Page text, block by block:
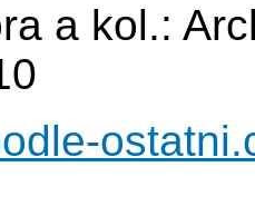
a kol.: